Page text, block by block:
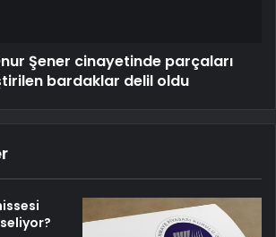
Şener cinayetinde parçaları
bardaklar delil oldu